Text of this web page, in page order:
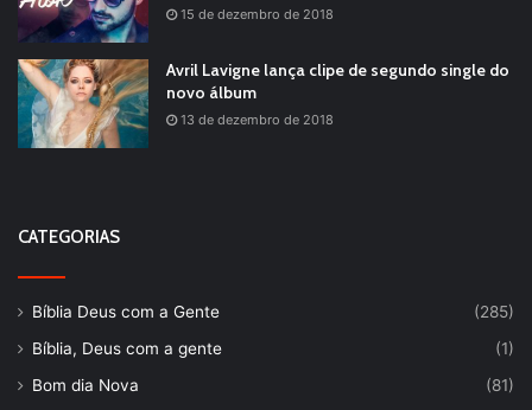
15 de dezembro de 2018
Avril Lavigne lança clipe de segundo single do
novo álbum
13 de dezembro de 2018
CATEGORIAS
Bíblia Deus com a Gente
(285)
Bíblia, Deus com a gente
(1)
Bom dia Nova
(81)